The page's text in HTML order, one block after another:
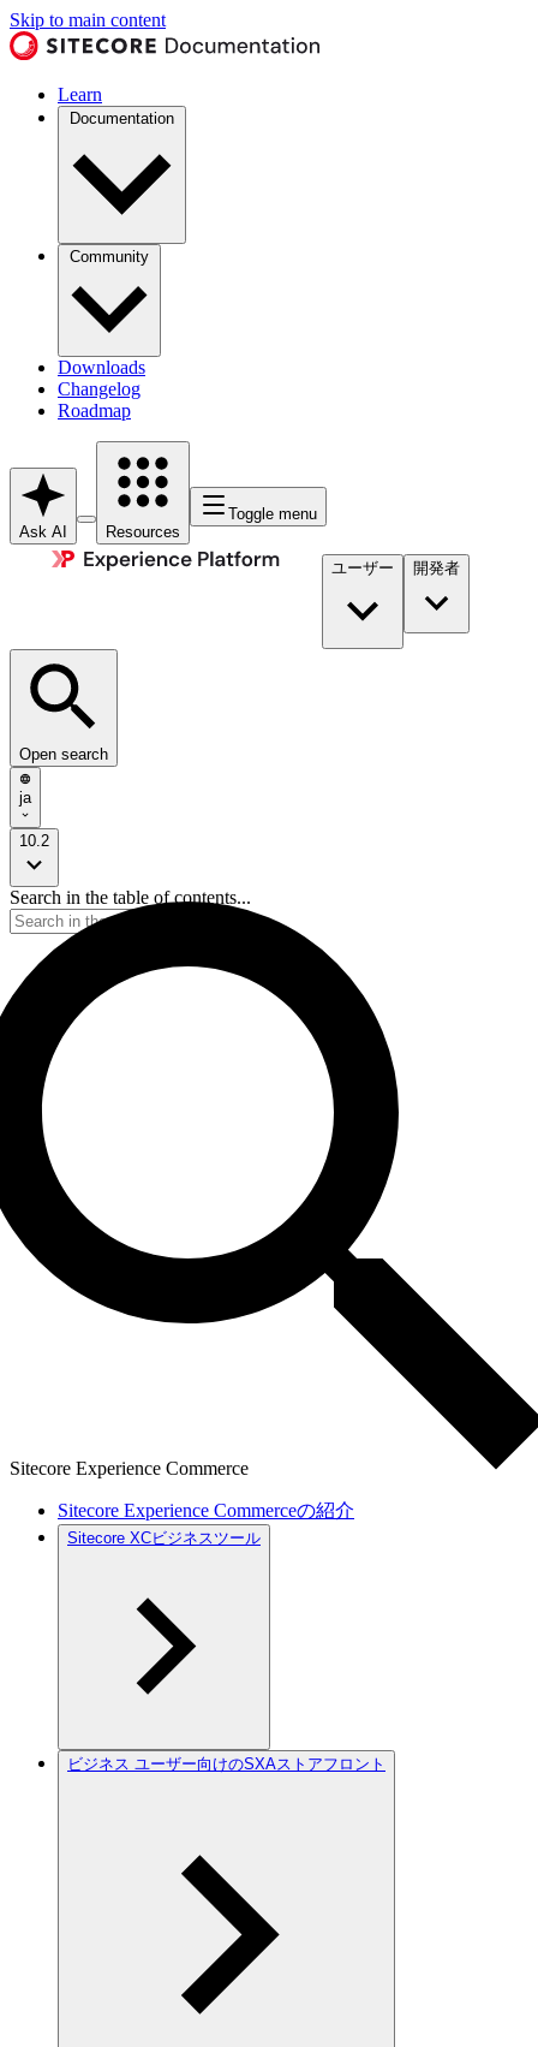
Skip to main content
Learn
Documentation
Community
Downloads
Changelog
Roadmap
Ask AI Resources
Toggle menu
ユーザー 開発者​
Open search
ja
10.2
Search in the table of contents...
Sitecore Experience Commerce
Sitecore Experience Commerceの紹介
Sitecore XCビジネスツール
ビジネス ユーザー向けのSXAストアフロント